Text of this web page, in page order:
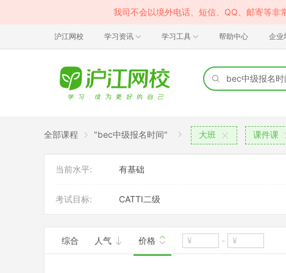
我司不会以境外电话、短信、QQ、邮寄等
沪江网校 学习资讯 学习工具 帮助中心 企业
全部课程 "bec中级报名时间" 大班 课件课
当前水平: 有基础
考试目标: CATTI二级
综合 人气 价格 -